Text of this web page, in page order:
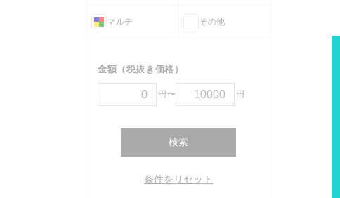
マルチ その他
金額（税抜き価格）
円〜 円
検索
条件をリセット